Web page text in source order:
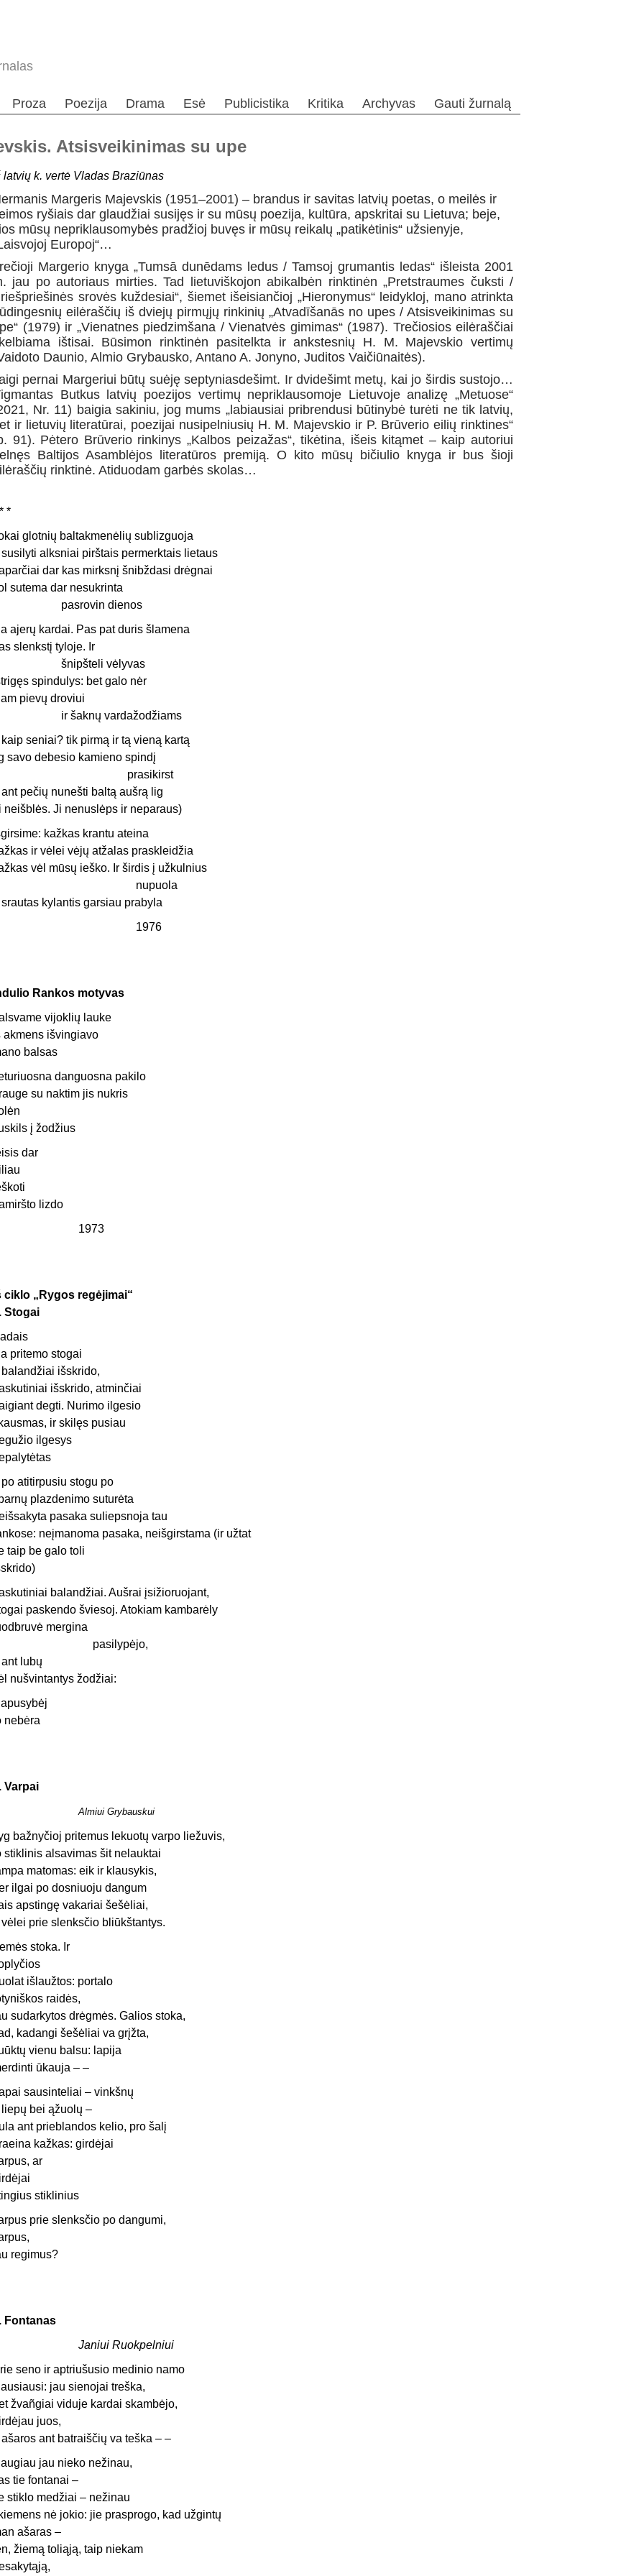
Proza Poezija Drama Esė Publicistika Kritika Archyvas Gauti žurnalą
Atsisveikinimas su upe
latvių k. vertė Vladas Braziūnas
Margeris Majevskis (1951–2001) – brandus ir savitas latvių poetas, o meilės ir
ryšiais dar glaudžiai susijęs ir su mūsų poezija, kultūra, apskritai su Lietuva; beje,
mūsų nepriklausomybės pradžioj buvęs ir mūsų reikalų „patikėtinis“ užsienyje,
Europoj“…
Margerio knyga „Tumsā dunēdams ledus / Tamsoj grumantis ledas“ išleista 2001
jau po autoriaus mirties. Tad lietuviškojon abikalbėn rinktinėn „Pretstraumes čuksti /
srovės kuždesiai“, šiemet išeisiančioj „Hieronymus“ leidykloj, mano atrinkta
eilėraščių iš dviejų pirmųjų rinkinių „Atvadīšanās no upes / Atsisveikinimas su
(1979) ir „Vienatnes piedzimšana / Vienatvės gimimas“ (1987). Trečiosios eilėraščiai
ištisai. Būsimon rinktinėn pasitelkta ir ankstesnių H. M. Majevskio vertimų
Daunio, Almio Grybausko, Antano A. Jonyno, Juditos Vaičiūnaitės).
pernai Margeriui būtų suėję septyniasdešimt. Ir dvidešimt metų, kai jo širdis sustojo…
Butkus latvių poezijos vertimų nepriklausomoje Lietuvoje analizę „Metuose“
Nr. 11) baigia sakiniu, jog mums „labiausiai pribrendusi būtinybė turėti ne tik latvių,
ir lietuvių literatūrai, poezijai nusipelniusių H. M. Majevskio ir P. Brūverio eilių rinktines“
91). Pėtero Brūverio rinkinys „Kalbos peizažas“, tikėtina, išeis kitąmet – kaip autoriui
Baltijos Asamblėjos literatūros premiją. O kito mūsų bičiulio knyga ir bus šioji
rinktinė. Atiduodam garbės skolas…
*
glotnių baltakmenėlių sublizguoja
susilyti alksniai pirštais permerktais lietaus
dar kas mirksnį šnibždasi drėgnai
sutema dar nesukrinta
dienos
ajerų kardai. Pas pat duris šlamena
slenkstį tyloje. Ir
vėlyvas
spindulys: bet galo nėr
pievų droviui
šaknų vardažodžiams
seniai? tik pirmą ir tą vieną kartą
savo debesio kamieno spindį
ant pečių nunešti baltą aušrą lig
neišblės. Ji nenuslėps ir neparaus)
kažkas krantu ateina
ir vėlei vėjų atžalas praskleidžia
vėl mūsų ieško. Ir širdis į užkulnius
srautas kylantis garsiau prabyla
1976
Rankos motyvas
vijoklių lauke
akmens išvingiavo
balsas
danguosna pakilo
su naktim jis nukris
į žodžius
dar
lizdo
1973
ciklo „Rygos regėjimai“
Stogai
pritemo stogai
balandžiai išskrido,
išskrido, atminčiai
degti. Nurimo ilgesio
ir skilęs pusiau
ilgesys
po atitirpusiu stogu po
plazdenimo suturėta
pasaka suliepsnoja tau
neįmanoma pasaka, neišgirstama (ir užtat
taip be galo toli
balandžiai. Aušrai įsižioruojant,
paskendo šviesoj. Atokiam kambarėly
mergina
ant lubų
nušvintantys žodžiai:
nebėra
Varpai
Almiui Grybauskui
bažnyčioj pritemus lekuotų varpo liežuvis,
stiklinis alsavimas šit nelauktai
matomas: eik ir klausykis,
ilgai po dosniuoju dangum
apstingę vakariai šešėliai,
vėlei prie slenksčio bliūkštantys.
stoka. Ir
išlaužtos: portalo
raidės,
sudarkytos drėgmės. Galios stoka,
kadangi šešėliai va grįžta,
vienu balsu: lapija
ūkauja – –
sausinteliai – vinkšnų
liepų bei ąžuolų –
ant prieblandos kelio, pro šalį
kažkas: girdėjai
ar
stiklinius
prie slenksčio po dangumi,
regimus?
Fontanas
Janiui Ruokpelniui
seno ir aptriušusio medinio namo
jau sienojai treška,
žvañgiai viduje kardai skambėjo,
juos,
ašaros ant batraiščių va teška – –
jau nieko nežinau,
tie fontanai –
stiklo medžiai – nežinau
nė jokio: jie prasprogo, kad užgintų
ašaras –
žiemą toliąją, taip niekam